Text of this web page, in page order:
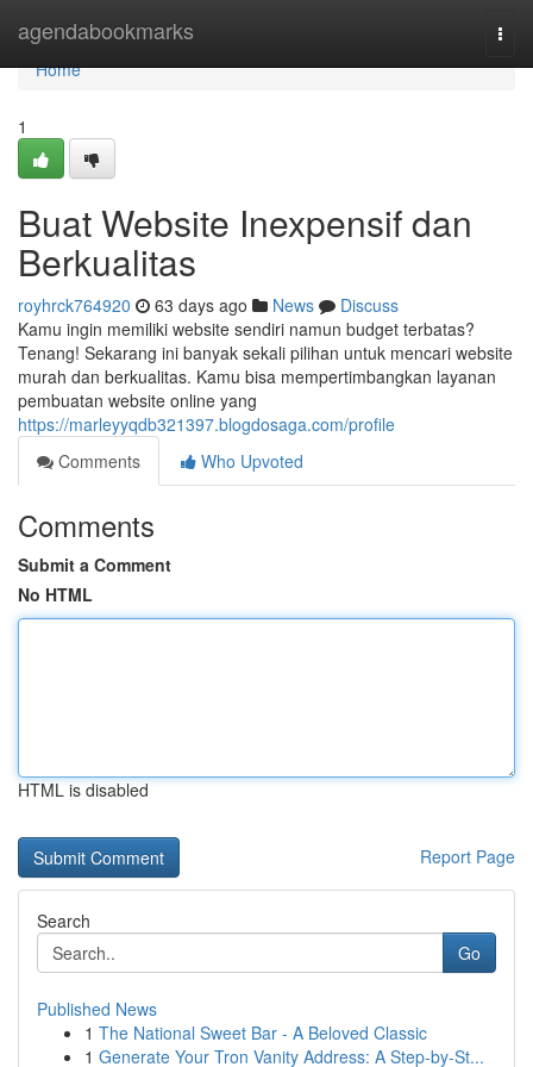
agendabookmarks
Home
Home
1
Buat Website Inexpensif dan
Berkualitas
royhrck764920 63 days ago News
Discuss
Kamu ingin memiliki website sendiri namun budget terbatas?
Tenang! Sekarang ini banyak sekali pilihan untuk mencari website
murah dan berkualitas. Kamu bisa mempertimbangkan layanan
pembuatan website online yang
https://marleyyqdb321397.blogdosaga.com/profile
Comments
Who Upvoted
Comments
Submit a Comment
No HTML
HTML is disabled
Report Page
Search
Go
Published News
1 The National Sweet Bar - A Beloved Classic
1 Generate Your Tron Vanity Address: A Step-by-St...